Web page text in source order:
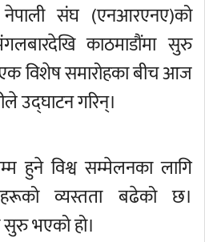
नेपाली संघ (एनआरएनए)को
काठमाडौंमा सुरु
विशेष समारोहका बीच आज
उद्घाटन गरिन्।
हुने विश्व सम्मेलनका लागि
व्यस्तता बढेको छ।
भएको हो।